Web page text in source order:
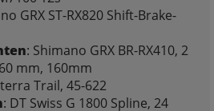
GRX ST-RX820 Shift-Brake-
: Shimano GRX BR-RX410, 2
mm, 160mm
Trail, 45-622
: DT Swiss G 1800 Spline, 24